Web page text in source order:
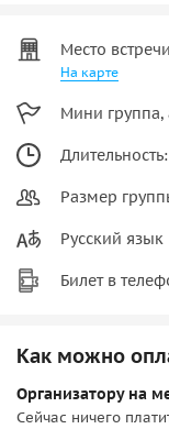
Место
На карте
Мини группа,
Размер
Русский язык
Билет в
Как можно
Организатору на
Сейчас ничего